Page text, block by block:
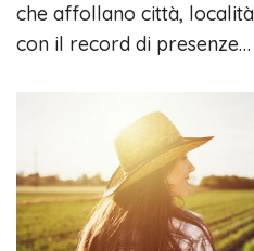
che affollano città,
con il record di presenze…